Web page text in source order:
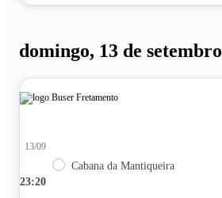
domingo, 13 de setembro
23:20
13/09
Cabana da Mantiqueira